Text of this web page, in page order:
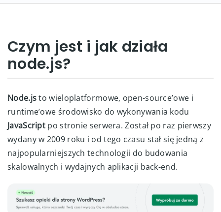
Czym jest i jak działa
node.js?
Node.jsto wieloplatformowe, open-source’owe i
runtime’owe środowisko do wykonywania kodu
JavaScript po stronie serwera. Został po raz pierwszy
wydany w 2009 roku i od tego czasu stał się jedną z
najpopularniejszych technologii do budowania
skalowalnych i wydajnych aplikacji back-end.